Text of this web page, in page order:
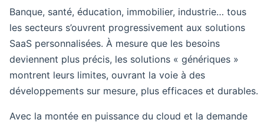
Banque, santé, éducation, immobilier, industrie… tous
les secteurs s’ouvrent progressivement aux solutions
SaaS personnalisées. À mesure que les besoins
deviennent plus précis, les solutions « génériques »
montrent leurs limites, ouvrant la voie à des
développements sur mesure, plus efficaces et durables.
Avec la montée en puissance du cloud et la demande